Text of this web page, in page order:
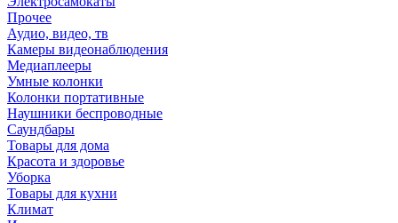
Прочее
Аудио, видео, тв
Камеры видеонаблюдения
Медиаплееры
Умные колонки
Колонки портативные
Наушники беспроводные
Саундбары
Товары для дома
Красота и здоровье
Уборка
Товары для кухни
Климат